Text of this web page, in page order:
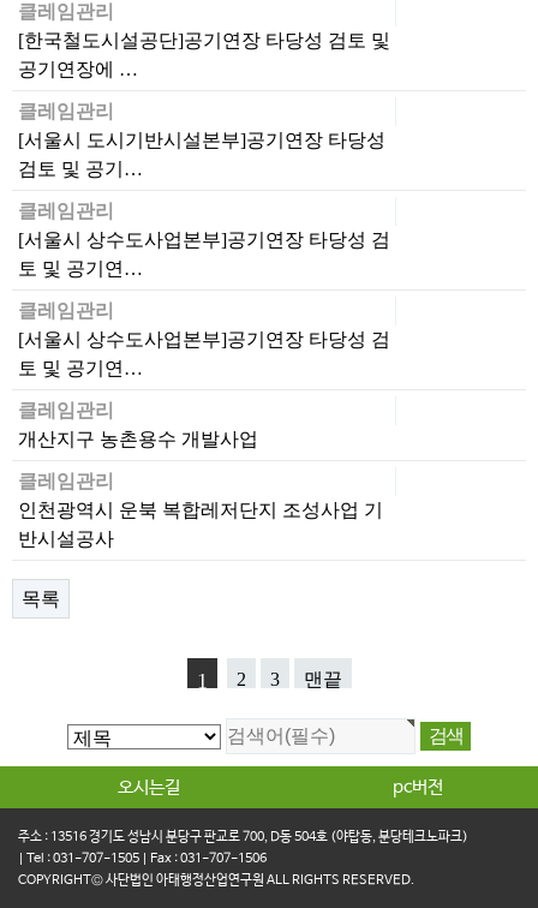
클레임관리
[한국철도시설공단]공기연장 타당성 검토 및
공기연장에 …
클레임관리
[서울시 도시기반시설본부]공기연장 타당성
검토 및 공기…
클레임관리
[서울시 상수도사업본부]공기연장 타당성 검
토 및 공기연…
클레임관리
[서울시 상수도사업본부]공기연장 타당성 검
토 및 공기연…
클레임관리
개산지구 농촌용수 개발사업
클레임관리
인천광역시 운북 복합레저단지 조성사업 기
반시설공사
목록
1 2 3 맨끝
오시는길 pc버전
주소 : 13516 경기도 성남시 분당구 판교로 700, D동 504호 (야탑동, 분당테크노파크)
| Tel : 031-707-1505 | Fax : 031-707-1506
COPYRIGHT© 사단법인 아태행정산업연구원 ALL RIGHTS RESERVED.